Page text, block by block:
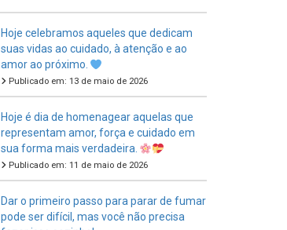
amor ao próximo.
Publicado em: 13 de maio de 2026
sua forma mais verdadeira.
Publicado em: 11 de maio de 2026
fazer isso sozinho!
Publicado em: 9 de maio de 2026